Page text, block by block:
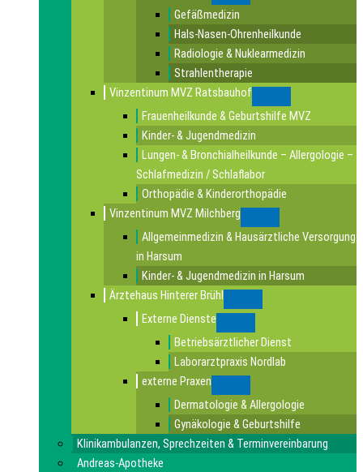
Gefäßmedizin
Hals-Nasen-Ohrenheilkunde
Radiologie & Nuklearmedizin
Strahlentherapie
Vinzentinum MVZ Ratsbauhof
Frauenheilkunde & Geburtshilfe MVZ
Kinder- & Jugendmedizin
Lungen- & Bronchialheilkunde – Allergologie –
Schlafmedizin / Schlaflabor
Orthopädie & Kinderorthopädie
Vinzentinum MVZ Milchberg
Allgemeinmedizin & Hausärztliche Versorgung
in Harsum
Kinder- & Jugendmedizin in Harsum
Ärztehaus Hinterer Brühl
Externe Dienste
Betriebsärztlicher Dienst
Laborarztpraxis Nordlab
externe Praxen
Dermatologie & Allergologie
Gynäkologie & Geburtshilfe
Klinikambulanzen, Sprechzeiten & Terminvereinbarung
Andreas-Apotheke